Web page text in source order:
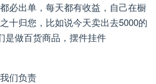
必出单，每天都有收益，自己在橱
十归您，比如说今天卖出去5000的
是做百货商品，摆件挂件
们负责